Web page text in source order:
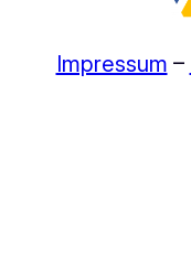
Impressum –